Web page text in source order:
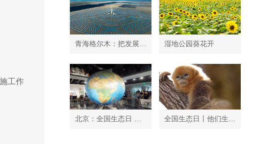
工作
湿地公园葵花开